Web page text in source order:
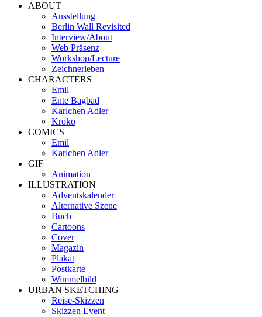
ABOUT
Ausstellung
Berlin Wall Revisited
Interview/About
Web Präsenz
Workshop/Lecture
Zeichnerleben
CHARACTERS
Emil
Ente Bagbad
Karlchen Adler
Kroko
COMICS
Emil
Karlchen Adler
GIF
Animation
ILLUSTRATION
Adventskalender
Alternative Szene
Buch
Cartoons
Cover
Magazin
Plakat
Postkarte
Wimmelbild
URBAN SKETCHING
Reise-Skizzen
Skizzen Event